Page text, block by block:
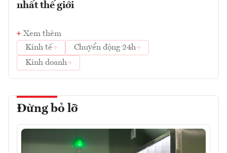
nhất thế giới
Xem thêm
Kinh tế
Chuyển động 24h
Kinh doanh
Đừng bỏ lỡ